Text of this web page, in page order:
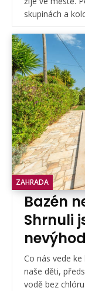
skupinách a
ZAHRADA
Bazén
Shrnuli
Co nás vede
naše děti,
vodě bez